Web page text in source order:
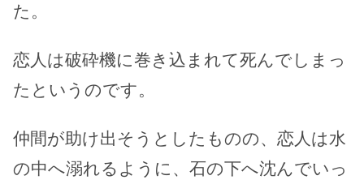
た。
恋人は破砕機に巻き込まれて死んでしまっ
たというのです。
仲間が助け出そうとしたものの、恋人は水
の中へ溺れるように、石の下へ沈んでいっ